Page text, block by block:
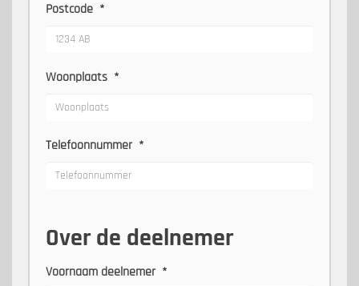
Postcode *
Woonplaats *
Telefoonnummer *
Over de deelnemer
Voornaam deelnemer *